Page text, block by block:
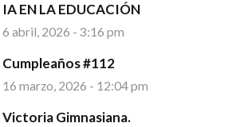
IA EN LA EDUCACIÓN
6 abril, 2026 - 3:16 pm
Cumpleaños #112
16 marzo, 2026 - 12:04 pm
Victoria Gimnasiana.